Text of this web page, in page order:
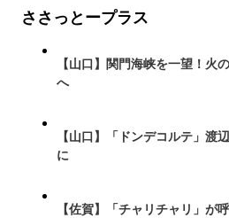
ささっとープラス
【山口】関門海峡を一望！火
へ
【山口】「ドンデコルテ」渡
に
【佐賀】「チャリチャリ」が